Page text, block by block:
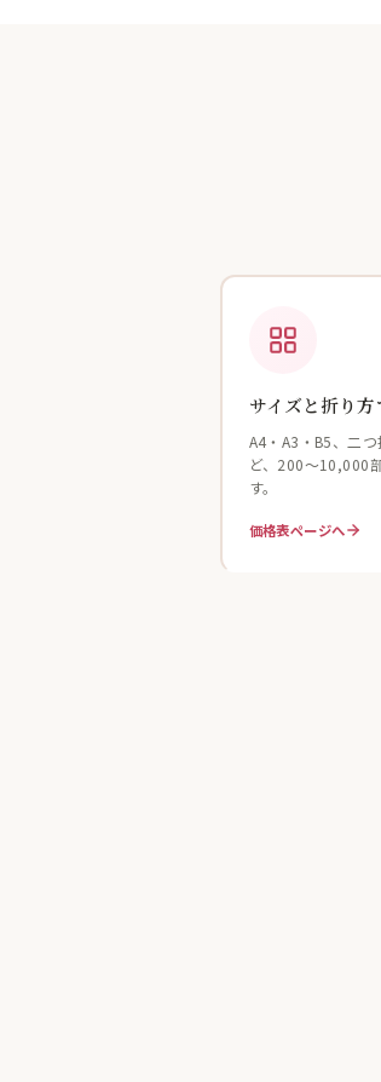
サイズと折り
A4・A3・B5、二
ど、200〜10,000
す。
価格表ページへ